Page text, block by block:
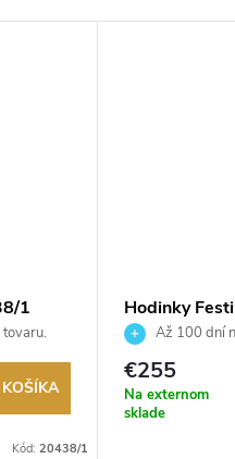
1
Kód: 20438/1
Hodinky
Až 100 dní
Autorizovaný
€255
Na externom
sklade